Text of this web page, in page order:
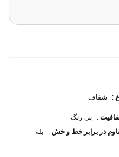
: شفاف
:
بی رنگ
در برابر خط و خش :
بله